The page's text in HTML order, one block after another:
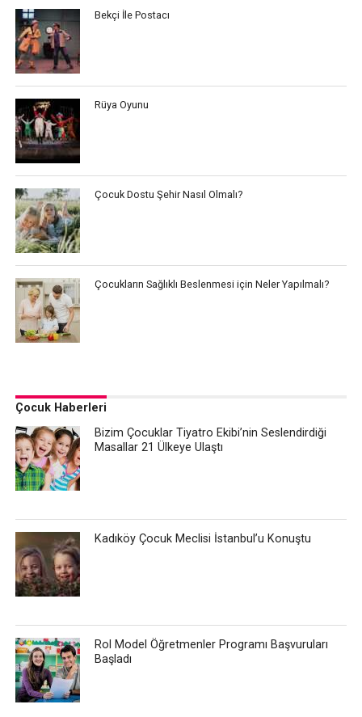
Bekçi İle Postacı
Rüya Oyunu
Çocuk Dostu Şehir Nasıl Olmalı?
Çocukların Sağlıklı Beslenmesi için Neler Yapılmalı?
Çocuk Haberleri
Bizim Çocuklar Tiyatro Ekibi’nin Seslendirdiği
Masallar 21 Ülkeye Ulaştı
Kadıköy Çocuk Meclisi İstanbul’u Konuştu
Rol Model Öğretmenler Programı Başvuruları
Başladı